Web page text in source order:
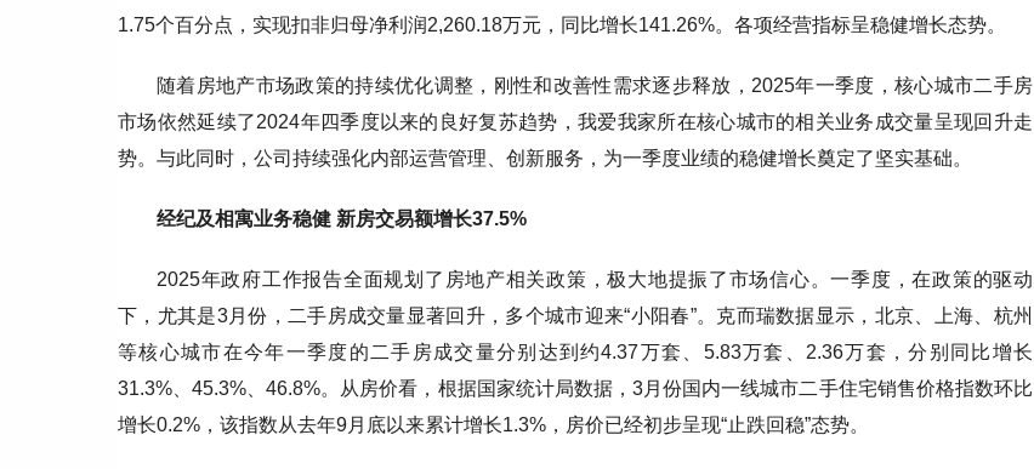
1.75个百分点，实现扣非归母净利润2,260.18万元，同比增长141.26%。各项经营指标呈稳健增长态势。
随着房地产市场政策的持续优化调整，刚性和改善性需求逐步释放，2025年一季度，核心城市二手房
市场依然延续了2024年四季度以来的良好复苏趋势，我爱我家所在核心城市的相关业务成交量呈现回升走
势。与此同时，公司持续强化内部运营管理、创新服务，为一季度业绩的稳健增长奠定了坚实基础。
经纪及相寓业务稳健 新房交易额增长37.5%
2025年政府工作报告全面规划了房地产相关政策，极大地提振了市场信心。一季度，在政策的驱动
下，尤其是3月份，二手房成交量显著回升，多个城市迎来“小阳春”。克而瑞数据显示，北京、上海、杭州
等核心城市在今年一季度的二手房成交量分别达到约4.37万套、5.83万套、2.36万套，分别同比增长
31.3%、45.3%、46.8%。从房价看，根据国家统计局数据，3月份国内一线城市二手住宅销售价格指数环比
增长0.2%，该指数从去年9月底以来累计增长1.3%，房价已经初步呈现“止跌回稳”态势。